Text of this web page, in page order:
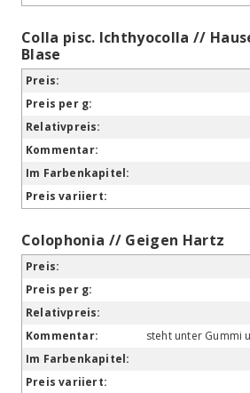
Colla pisc. Ichthyocolla //
Blase
Colophonia // Geigen Hartz
steht unter Gummi